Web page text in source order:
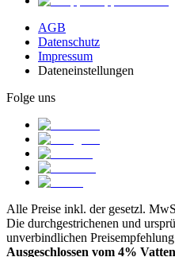
AGB
Datenschutz
Impressum
Dateneinstellungen
Folge uns
Alle Preise inkl. der gesetzl.
Die durchgestrichenen und
unverbindlichen
Ausgeschlossen vom 4%